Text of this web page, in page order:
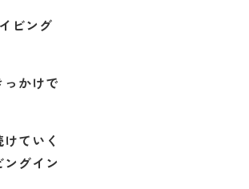
ビング
かけで
ていく
グイン